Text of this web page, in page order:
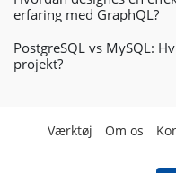
erfaring med GraphQL?
PostgreSQL vs MySQL:
projekt?
Værktøj Om os